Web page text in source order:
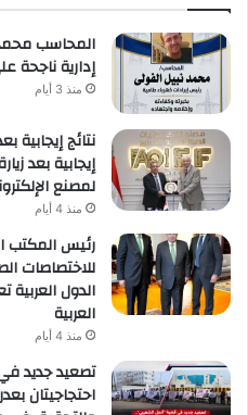
المحاسب
إدارية ناجحة
منذ 3 أيام
نتائج إيجابية
إيجابية بعد
لمصنع
منذ 4 أيام
رئيس المكتب
للاختصاصات
الدول العربية
العربية
منذ 4 أيام
تصعيد جديد
احتجاجيتان